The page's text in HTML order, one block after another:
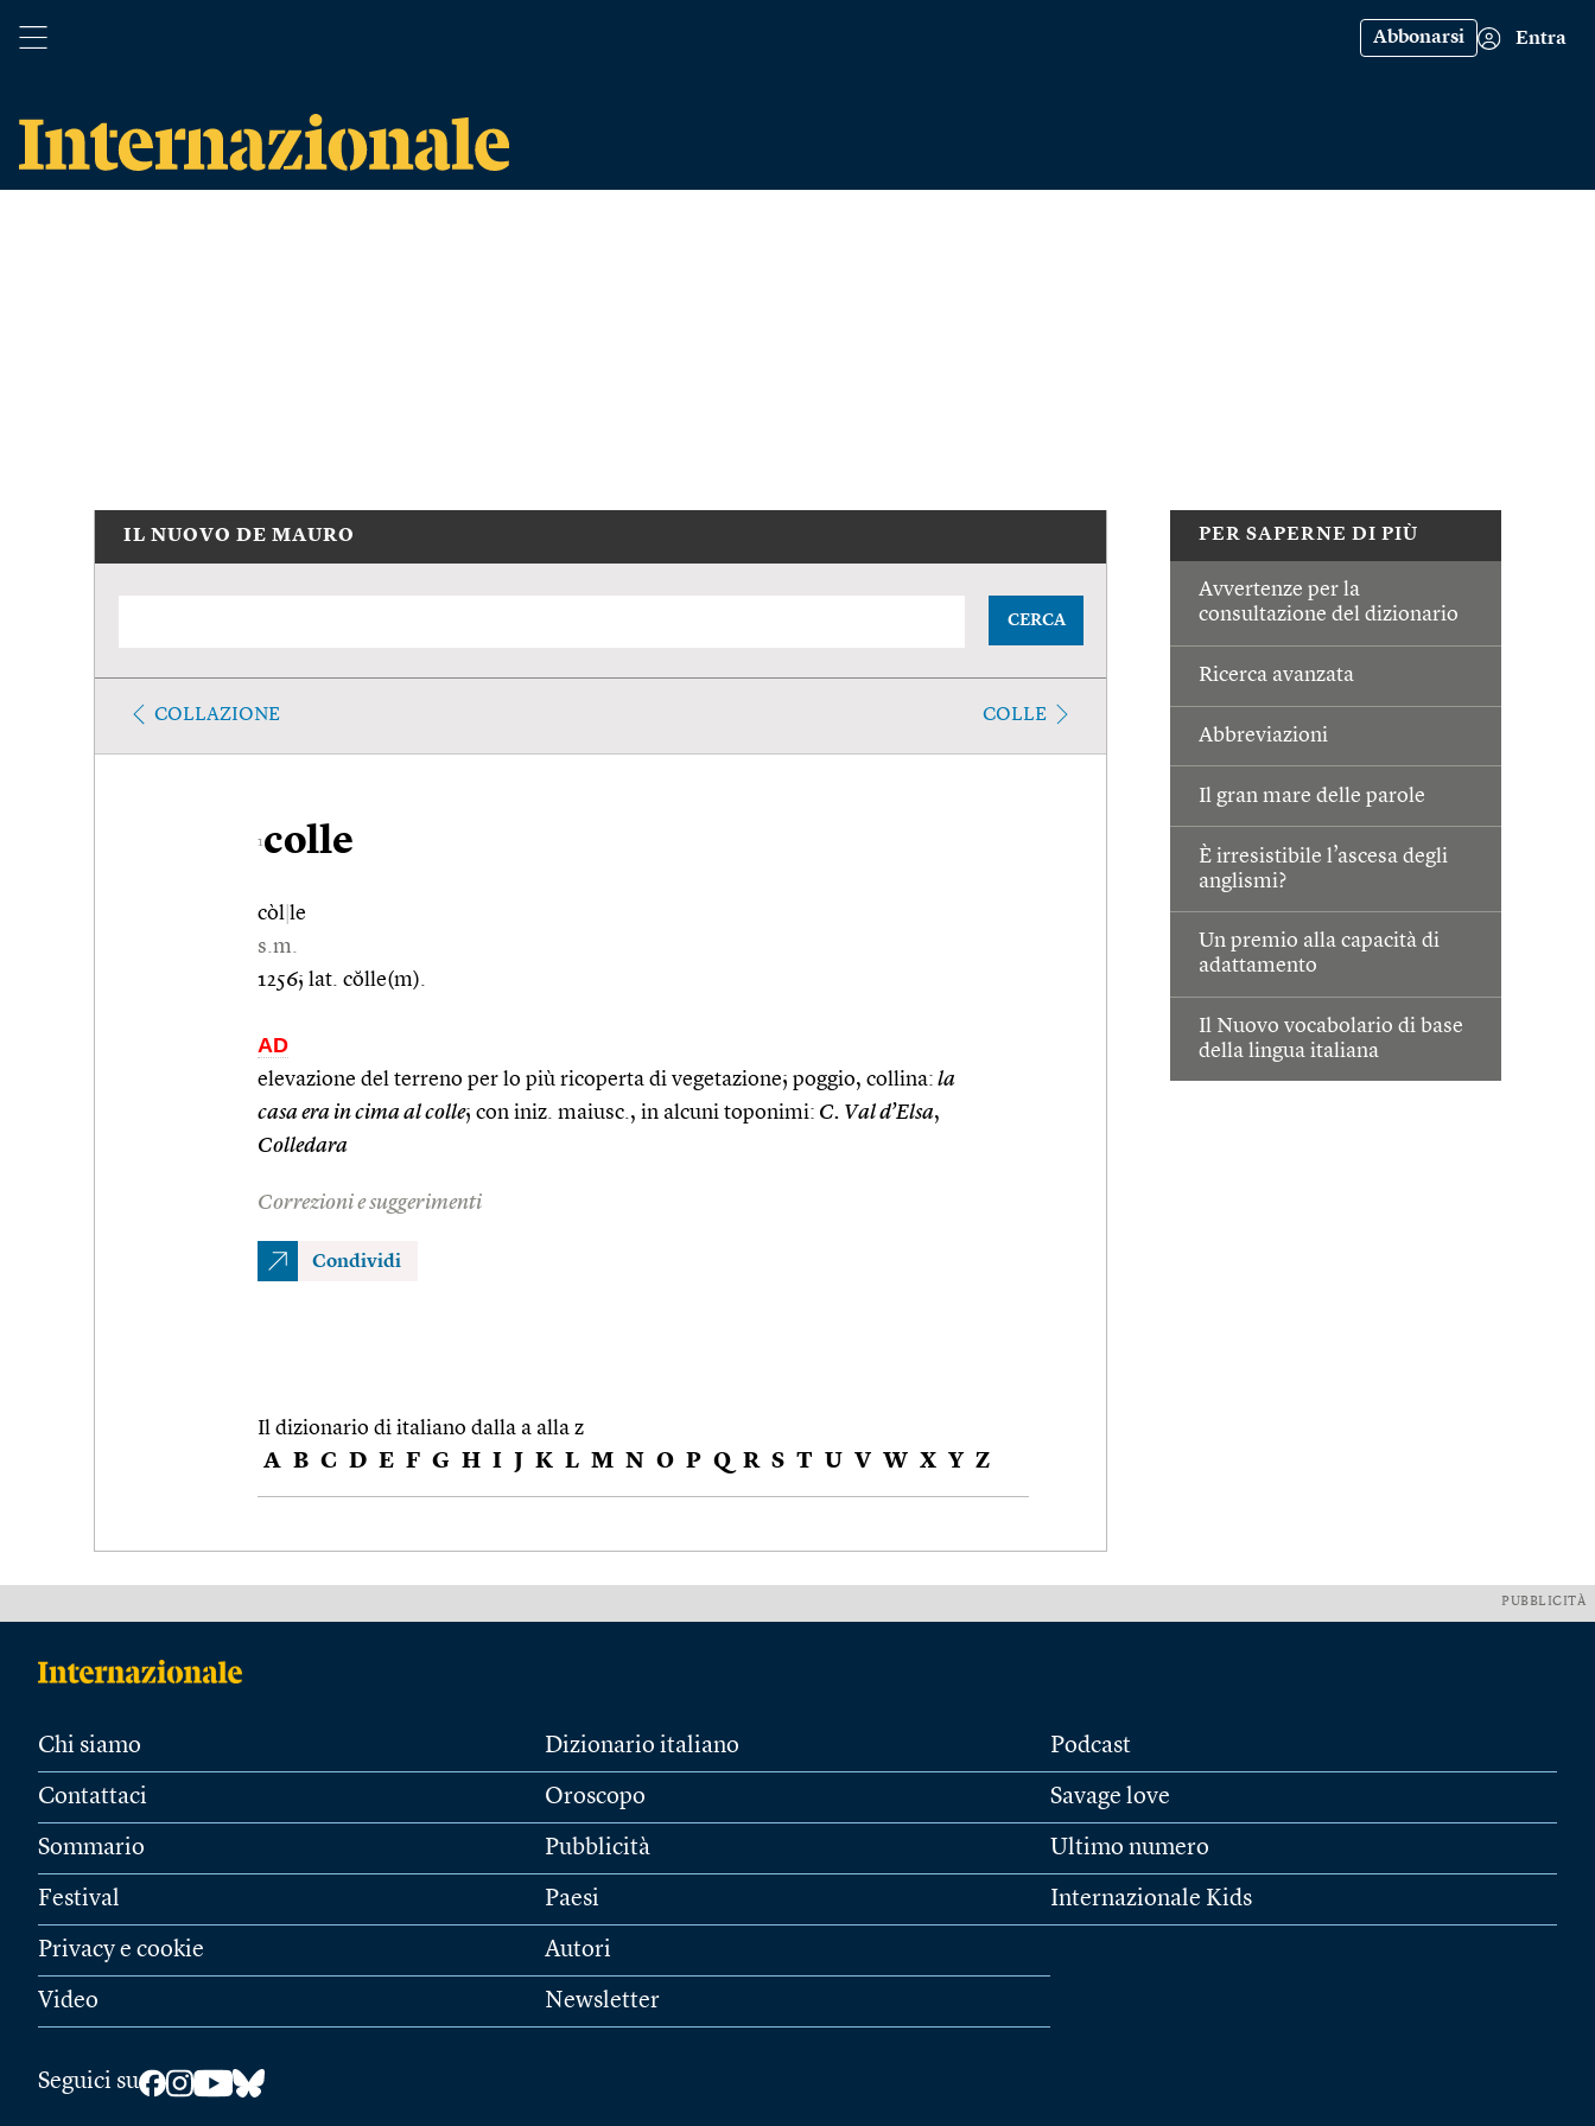
Abbonarsi Entra
PER SAPERNE DI PIÙ
Avvertenze per la
consultazione del dizionario
Ricerca avanzata
Abbreviazioni
Il gran mare delle parole
È irresistibile l’ascesa degli
anglismi?
Un premio alla capacità di
adattamento
Il Nuovo vocabolario di base
della lingua italiana
IL NUOVO DE MAURO
CERCA
COLLAZIONE COLLE
1colle
còl le
s.m.
1256; lat. cŏlle(m).
AD
elevazione del terreno per lo più ricoperta di vegetazione; poggio, collina: la
casa era in cima al colle; con iniz. maiusc., in alcuni toponimi: C. Val d’Elsa,
Colledara
Correzioni e suggerimenti
Condividi
Il dizionario di italiano dalla a alla z
A B C D E F G H I J K L M N O P Q R S T U V W X Y Z
PUBBLICITÀ
Chi siamo
Contattaci
Sommario
Festival
Privacy e cookie
Video
Dizionario italiano
Oroscopo
Pubblicità
Paesi
Autori
Newsletter
Podcast
Savage love
Ultimo numero
Internazionale Kids
Seguici su